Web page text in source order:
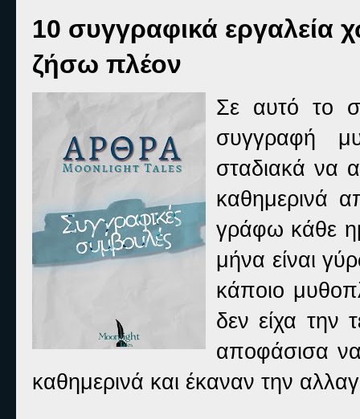
10 συγγραφικά εργαλεία
ζήσω πλέον
Σε αυτό το
συγγραφή
σταδιακά να
καθημερινά
γράφω κάθε
μήνα είναι
κάποιο
δεν είχα την
αποφάσισα
καθημερινά και έκαναν την